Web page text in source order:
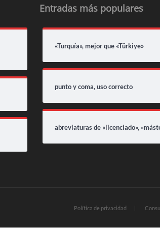
Entradas más populares
«Turquía», mejor que «Türkiye»
punto y coma, uso correcto
abreviaturas de «licenciado»,
Política de privacidad